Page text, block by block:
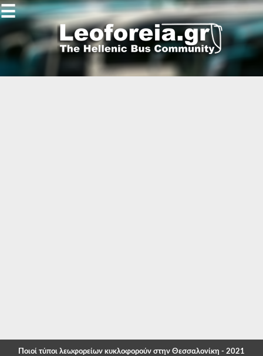
Gallery
-
☰
Ποιοί τύποι λεωφορείων κυκλοφορούν στην Θεσσαλονίκη - 2021